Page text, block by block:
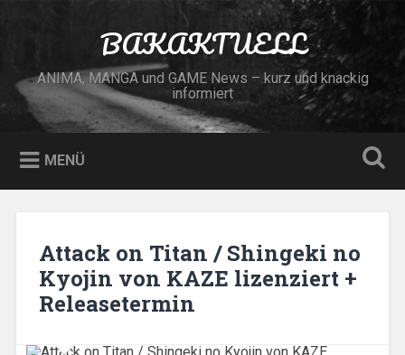
BAKAKTUELL
ANIMA, MANGA und GAME News – kurz und knackig
informiert
MENÜ
Attack on Titan / Shingeki no
Kyojin von KAZE lizenziert +
Releasetermin